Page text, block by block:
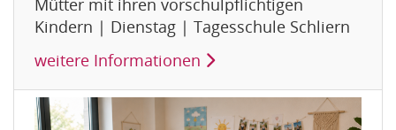
Mütter mit ihren vorschulpflichtigen
Kindern | Dienstag | Tagesschule Schliern
weitere Informationen